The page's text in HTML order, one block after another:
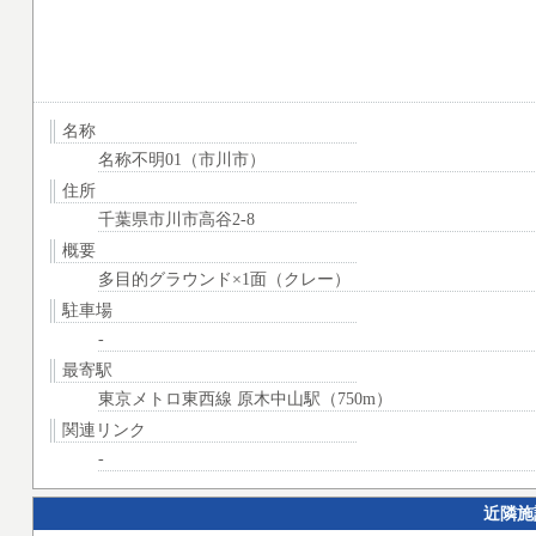
名称
名称不明01（市川市）
住所
千葉県市川市高谷2-8
概要
多目的グラウンド×1面（クレー）
駐車場
-
最寄駅
東京メトロ東西線 原木中山駅（750m）
関連リンク
-
近隣